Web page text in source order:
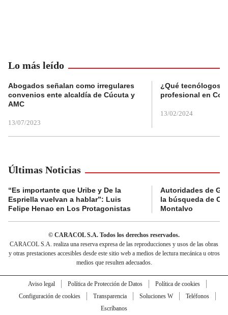
Lo más leído
Abogados señalan como irregulares
convenios ente alcaldía de Cúcuta y
AMC
13/07/2023
¿Qué tecnólogos
profesional en
13/02/2024
Últimas Noticias
“Es importante que Uribe y De la
Espriella vuelvan a hablar”: Luis
Felipe Henao en Los Protagonistas
Autoridades de
la búsqueda de
Montalvo
© CARACOL S.A. Todos los derechos reservados.
CARACOL S.A. realiza una reserva expresa de las reproducciones y usos de las obras
y otras prestaciones accesibles desde este sitio web a medios de lectura mecánica u otros
medios que resulten adecuados.
Aviso legal Política de Protección de Datos
Política de cookies
Configuración de cookies
Transparencia Soluciones W
Teléfonos
Escríbanos